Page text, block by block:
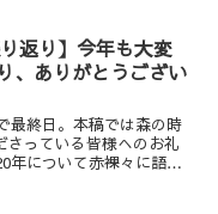
り返り】今年も大変
、ありがとうござい
最終日。本稿では森の時
さっている皆様へのお礼
年について赤裸々に語っ